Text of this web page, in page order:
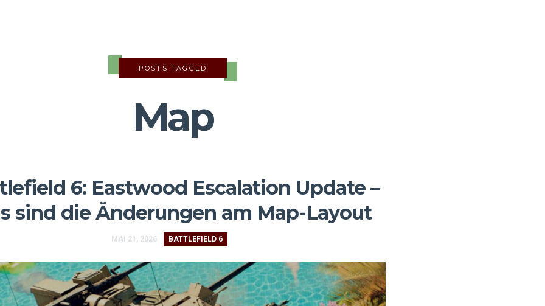
POSTS TAGGED
Map
6: Eastwood Escalation Update –
sind die Änderungen am Map-Layout
MAI 21, 2026 BATTLEFIELD 6